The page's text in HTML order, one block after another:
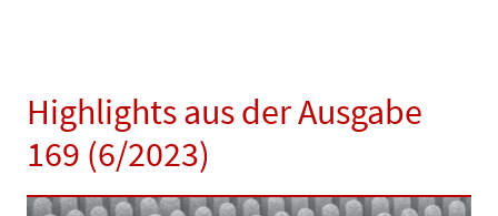
Highlights aus der Ausgabe
169 (6/2023)